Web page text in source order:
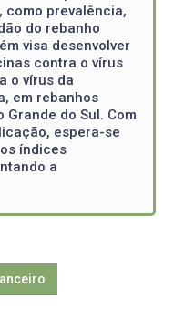
como prevalência,
do rebanho
visa desenvolver
contra o vírus
o vírus da
em rebanhos
do Sul. Com
espera-se
índices
a